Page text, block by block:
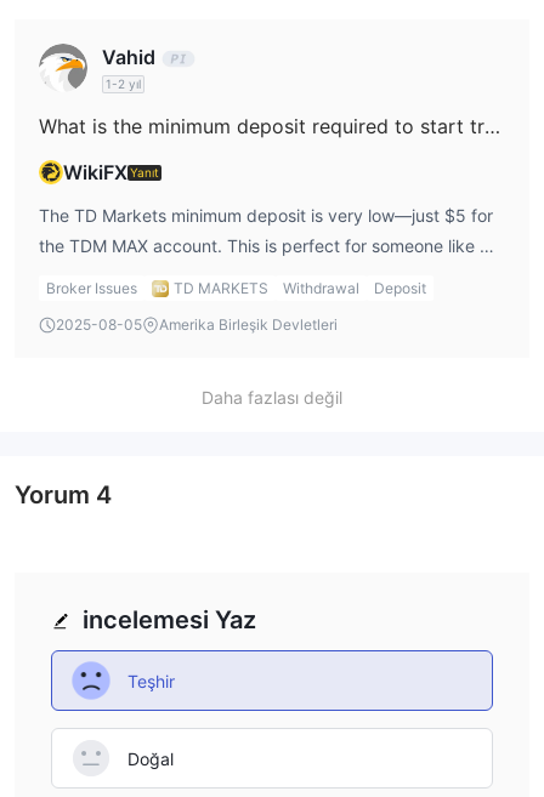
Vahid
1-2 yıl
What is the minimum deposit required to start trading with TD Markets?
WikiFXYanıt
The TD Markets minimum deposit is very low—just $5 for
the TDM MAX account. This is perfect for someone like me
who wants to try trading with minimal capital at first.
might consider the TDM PRO account, which requires a
Broker Issues TD MARKETS Withdrawal
Deposit
2025-08-05
Amerika Birleşik Devletleri
Daha fazlası değil
incelemesi Yaz
Teşhir
Doğal
Yorum 4